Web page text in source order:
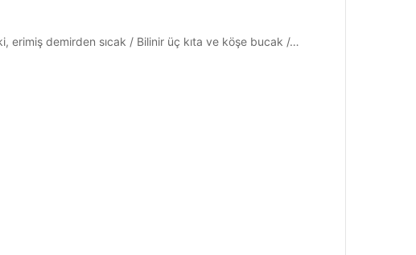
erimiş demirden sıcak / Bilinir üç kıta ve köşe bucak /…